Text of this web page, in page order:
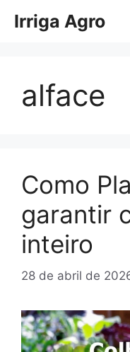
paraIrriga Agro
alface
Como
garantir
inteiro
28 de abril de